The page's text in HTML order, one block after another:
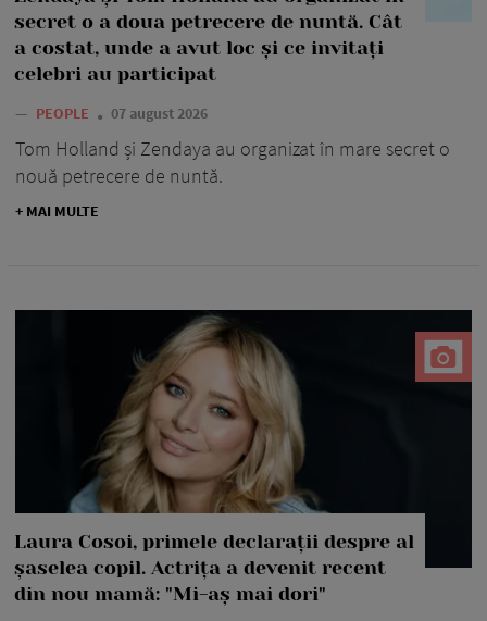
secret o a doua petrecere de nuntă. Cât
a costat, unde a avut loc și ce invitați
celebri au participat
— PEOPLE 07 august 2026
Tom Holland și Zendaya au organizat în mare secret o
nouă petrecere de nuntă.
+ MAI MULTE
Laura Cosoi, primele declarații despre al
șaselea copil. Actrița a devenit recent
din nou mamă: "Mi-aș mai dori"